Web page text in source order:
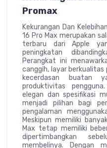
Promax
Kekurangan Dan
16 Pro Max merupakan
terbaru dari Apple
peningkatan
Perangkat ini
canggih, layar
kecerdasan buatan
produktivitas
elegan dan spesifikasi
menjadi pilihan bagi
pengalaman
Meskipun memiliki
Max tetap memiliki
dipertimbangkan
membelinya. Dengan